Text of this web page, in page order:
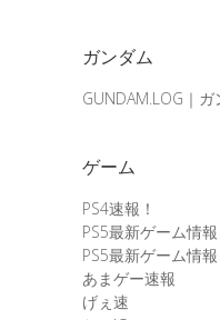
ガンダム
GUNDAM.LOG｜
ゲーム
PS4速報！
PS5最新ゲーム情
PS5最新ゲーム情
あまゲー速報
げぇ速